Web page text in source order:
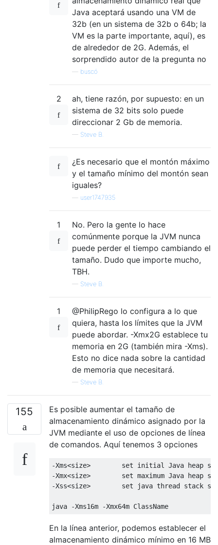
Java aceptará usando una VM de
32b (en un sistema de 32b o 64b; la
VM es la parte importante, aquí), es
de alrededor de 2G. Además, el
sorprendido autor de la pregunta no
buscó
2
ah, tiene razón, por supuesto: en un
sistema de 32 bits solo puede
direccionar 2 Gb de memoria.
— Steve B.
¿Es necesario que el montón máximo
y el tamaño mínimo del montón sean
iguales?
user1747935
1
No. Pero la gente lo hace
comúnmente porque la JVM nunca
puede perder el tiempo cambiando el
tamaño. Dudo que importe mucho,
TBH.
— Steve B.
1
@PhilipRego lo configura a lo que
quiera, hasta los límites que la JVM
puede abordar. -Xmx2G establece tu
memoria en 2G (también mira -Xms).
Esto no dice nada sobre la cantidad
de memoria que necesitará.
— Steve B.
155
Es posible aumentar el tamaño de
almacenamiento dinámico asignado por la
JVM mediante el uso de opciones de línea
de comandos. Aquí tenemos 3 opciones
-Xms<size>
        set initial
Java
-Xmx<size>
        set maximum
Java
-Xss<size>
set java thread stack
java -Xms16m -Xmx64m ClassName
En la línea anterior, podemos establecer el
almacenamiento dinámico mínimo en 16 MB